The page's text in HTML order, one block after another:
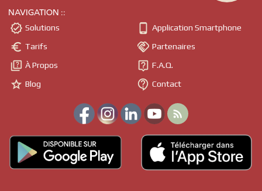
NAVIGATION ::
 Solutions
 Tarifs
 À Propos
 Blog
 Application Smartphone
 Partenaires
 F.A.Q.
 Contact
